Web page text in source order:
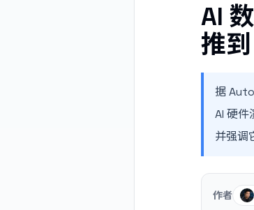
AI
推
据
AI 硬件
并强调
作者